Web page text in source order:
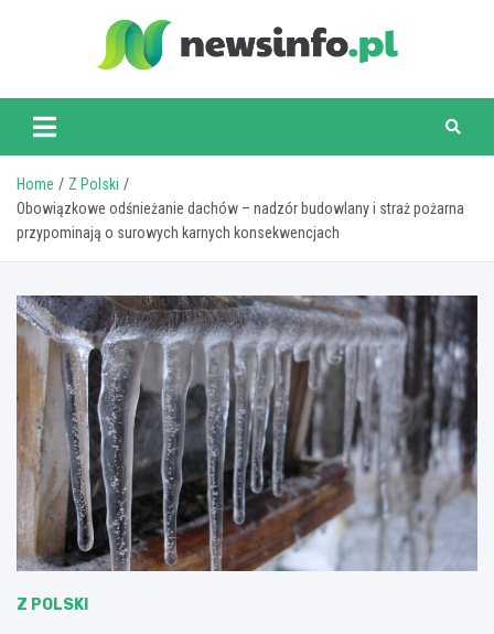
newsinfo.pl
Home
Z Polski
Obowiązkowe odśnieżanie dachów – nadzór budowlany i straż pożarna
przypominają o surowych karnych konsekwencjach
Z POLSKI